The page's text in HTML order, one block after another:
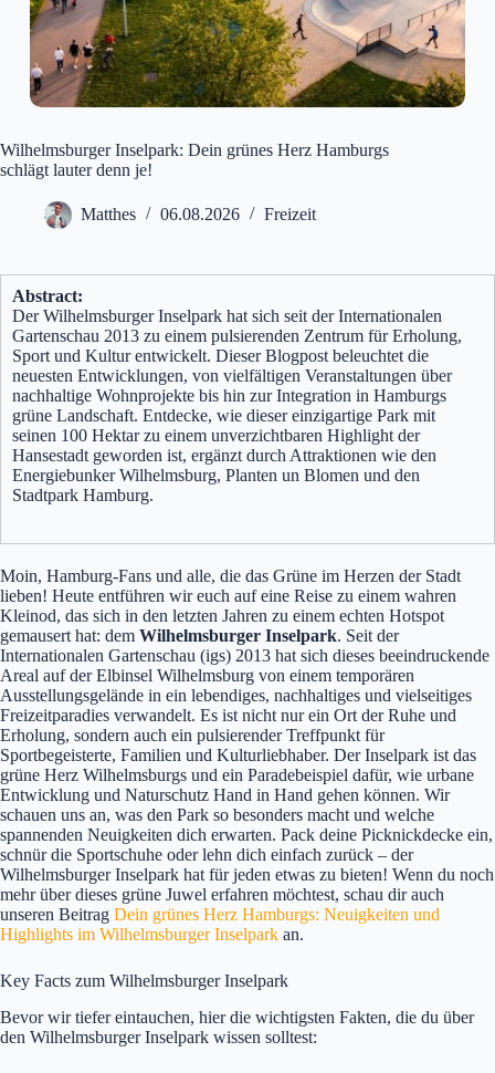
Wilhelmsburger Inselpark: Dein grünes Herz Hamburgs
schlägt lauter denn je!
Matthes 06.08.2026 Freizeit
Abstract:
Der Wilhelmsburger Inselpark hat sich seit der Internationalen
Gartenschau 2013 zu einem pulsierenden Zentrum für Erholung,
Sport und Kultur entwickelt. Dieser Blogpost beleuchtet die
neuesten Entwicklungen, von vielfältigen Veranstaltungen über
nachhaltige Wohnprojekte bis hin zur Integration in Hamburgs
grüne Landschaft. Entdecke, wie dieser einzigartige Park mit
seinen 100 Hektar zu einem unverzichtbaren Highlight der
Hansestadt geworden ist, ergänzt durch Attraktionen wie den
Energiebunker Wilhelmsburg, Planten un Blomen und den
Stadtpark Hamburg.
Moin, Hamburg-Fans und alle, die das Grüne im Herzen der Stadt
lieben! Heute entführen wir euch auf eine Reise zu einem wahren
Kleinod, das sich in den letzten Jahren zu einem echten Hotspot
gemausert hat: dem Wilhelmsburger Inselpark. Seit der
Internationalen Gartenschau (igs) 2013 hat sich dieses beeindruckende
Areal auf der Elbinsel Wilhelmsburg von einem temporären
Ausstellungsgelände in ein lebendiges, nachhaltiges und vielseitiges
Freizeitparadies verwandelt. Es ist nicht nur ein Ort der Ruhe und
Erholung, sondern auch ein pulsierender Treffpunkt für
Sportbegeisterte, Familien und Kulturliebhaber. Der Inselpark ist das
grüne Herz Wilhelmsburgs und ein Paradebeispiel dafür, wie urbane
Entwicklung und Naturschutz Hand in Hand gehen können. Wir
schauen uns an, was den Park so besonders macht und welche
spannenden Neuigkeiten dich erwarten. Pack deine Picknickdecke ein,
schnür die Sportschuhe oder lehn dich einfach zurück – der
Wilhelmsburger Inselpark hat für jeden etwas zu bieten! Wenn du noch
mehr über dieses grüne Juwel erfahren möchtest, schau dir auch
unseren Beitrag Dein grünes Herz Hamburgs: Neuigkeiten und
Highlights im Wilhelmsburger Inselpark an.
Key Facts zum Wilhelmsburger Inselpark
Bevor wir tiefer eintauchen, hier die wichtigsten Fakten, die du über
den Wilhelmsburger Inselpark wissen solltest: